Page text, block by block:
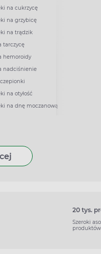
na cukrzycę
na grzybicę
na trądzik
tarczycę
hemoroidy
nadciśnienie
na otyłość
na dnę moczanową
20 tys.
Szeroki
produktów